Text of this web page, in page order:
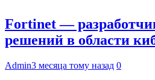
Fortinet —
решений в области
Admin3 месяца тому назад 0